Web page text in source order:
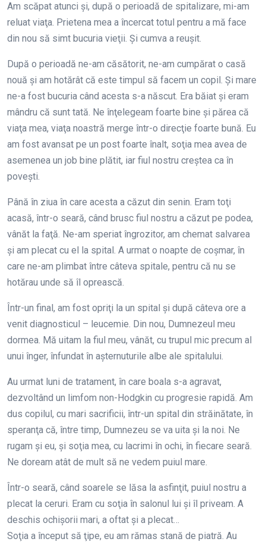
Am scăpat atunci şi, după o perioadă de spitalizare, mi-am
reluat viaţa. Prietena mea a încercat totul pentru a mă face
din nou să simt bucuria vieţii. Şi cumva a reuşit.
După o perioadă ne-am căsătorit, ne-am cumpărat o casă
nouă şi am hotărât că este timpul să facem un copil. Şi mare
ne-a fost bucuria când acesta s-a născut. Era băiat şi eram
mândru că sunt tată. Ne înţelegeam foarte bine şi părea că
viaţa mea, viaţa noastră merge într-o direcţie foarte bună. Eu
am fost avansat pe un post foarte înalt, soţia mea avea de
asemenea un job bine plătit, iar fiul nostru creştea ca în
poveşti.
Până în ziua în care acesta a căzut din senin. Eram toţi
acasă, într-o seară, când brusc fiul nostru a căzut pe podea,
vânăt la faţă. Ne-am speriat îngrozitor, am chemat salvarea
şi am plecat cu el la spital. A urmat o noapte de coşmar, în
care ne-am plimbat între câteva spitale, pentru că nu se
hotărau unde să îl oprească.
Într-un final, am fost opriţi la un spital şi după câteva ore a
venit diagnosticul – leucemie. Din nou, Dumnezeul meu
dormea. Mă uitam la fiul meu, vânăt, cu trupul mic precum al
unui înger, înfundat în aşternuturile albe ale spitalului.
Au urmat luni de tratament, în care boala s-a agravat,
dezvoltând un limfom non-Hodgkin cu progresie rapidă. Am
dus copilul, cu mari sacrificii, într-un spital din străinătate, în
speranţa că, între timp, Dumnezeu se va uita şi la noi. Ne
rugam şi eu, şi soţia mea, cu lacrimi în ochi, în fiecare seară.
Ne doream atât de mult să ne vedem puiul mare.
Într-o seară, când soarele se lăsa la asfinţit, puiul nostru a
plecat la ceruri. Eram cu soţia în salonul lui şi îl priveam. A
deschis ochişorii mari, a oftat şi a plecat…
Soţia a început să ţipe, eu am rămas stană de piatră. Au